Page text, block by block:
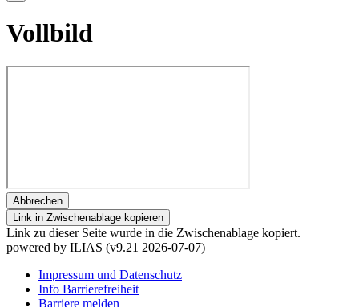
Vollbild
Abbrechen
Link in Zwischenablage kopieren
Link zu dieser Seite wurde in die Zwischenablage kopiert.
powered by ILIAS (v9.21 2026-07-07)
Impressum und Datenschutz
Info Barrierefreiheit
Barriere melden